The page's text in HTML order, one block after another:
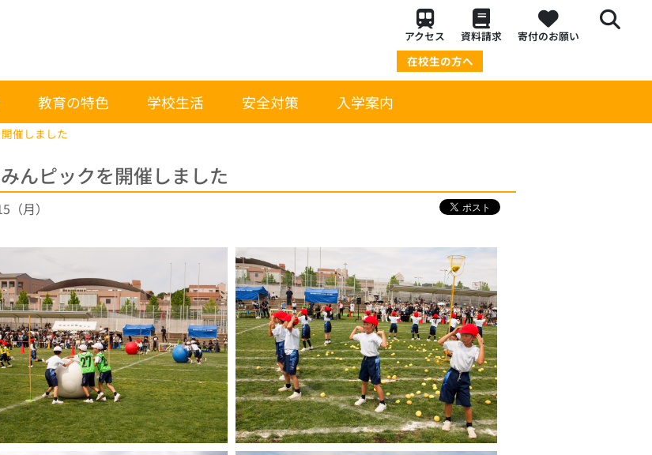
アクセス 資料請求 寄付のお願い
在校生の方へ
教育の特色 学校生活 安全対策 入学案内
催しました
んピックを開催しました
（月）